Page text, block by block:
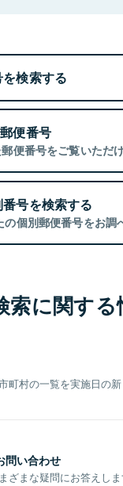
検索する
便番号
便番号をご覧いただけ
号を検索する
個別郵便番号をお調
索に関する
町村の一覧を実施日の
問い合わせ
ざまな疑問にお答えしま